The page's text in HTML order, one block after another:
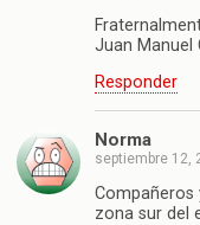
Juan Manuel
Responder
Norma
septiembre 12,
Compañeros
zona sur del